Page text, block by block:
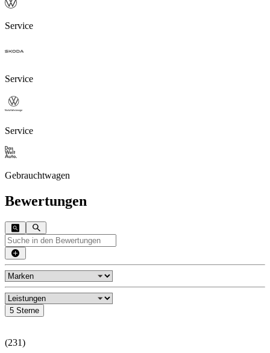
Service
Service
Service
Gebrauchtwagen
Bewertungen
5 Sterne
(231)